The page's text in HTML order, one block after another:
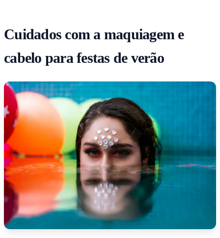
Cuidados com a maquiagem e
cabelo para festas de verão